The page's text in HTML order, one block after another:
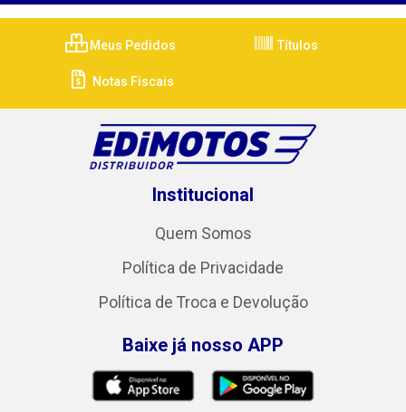
Meus Pedidos Títulos
Notas Fiscais
Institucional
Quem Somos
Política de Privacidade
Política de Troca e Devolução
Baixe já nosso APP